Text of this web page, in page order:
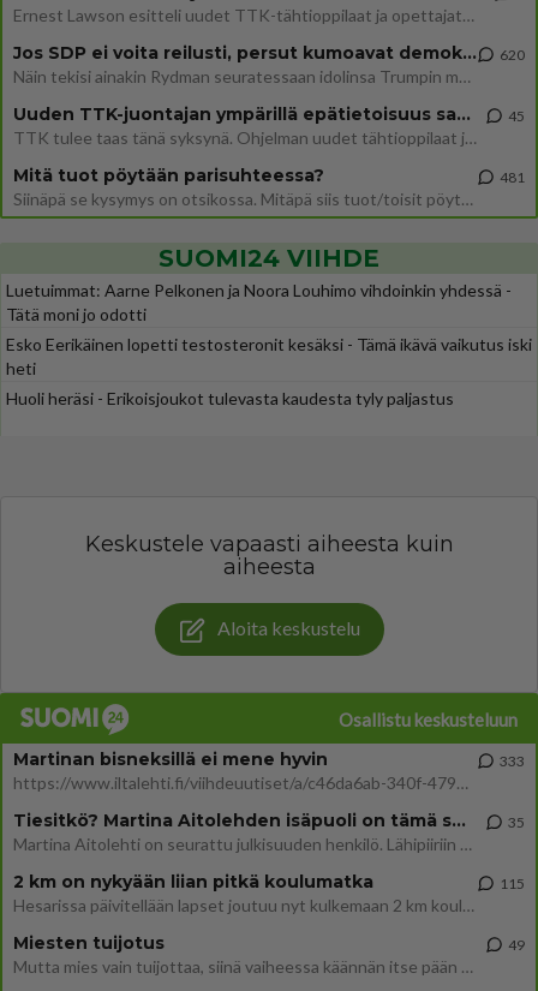
Ernest Lawson esitteli uudet TTK-tähtioppilaat ja opettajat torstaina 6.8. lehdistölle. Tulevalla kaudella on yksi hausk
Jos SDP ei voita reilusti, persut kumoavat demokratian Suomesta
Näin tekisi ainakin Rydman seuratessaan idolinsa Trumpin mallia https://www.is.fi/politiikka/art-2000012187244.html
620
Uuden TTK-juontajan ympärillä epätietoisuus sakenee - Nyt MTV hämmentää soppaa
TTK tulee taas tänä syksynä. Ohjelman uudet tähtioppilaat julkistetaan torstaina 6. elokuuta klo 14 alkavassa lehdistö
45
Mitä tuot pöytään parisuhteessa?
Siinäpä se kysymys on otsikossa. Mitäpä siis tuot/toisit pöytään parisuhteessa? Oletko mies vai nainen? Koetko sen mitä
481
SUOMI24 VIIHDE
Luetuimmat: Aarne Pelkonen ja Noora Louhimo vihdoinkin yhdessä -
Tätä moni jo odotti
Esko Eerikäinen lopetti testosteronit kesäksi - Tämä ikävä vaikutus iski
heti
Huoli heräsi - Erikoisjoukot tulevasta kaudesta tyly paljastus
Keskustele vapaasti aiheesta kuin
aiheesta
Aloita keskustelu
Osallistu keskusteluun
Martinan bisneksillä ei mene hyvin
https://www.iltalehti.fi/viihdeuutiset/a/c46da6ab-340f-4790-aaa7-0865eed2336 Yrityksen konkurssihakemus on tullut kärä
333
Tiesitkö? Martina Aitolehden isäpuoli on tämä suosittu laulaja
Martina Aitolehti on seurattu julkisuuden henkilö. Lähipiiriin mahtuu muitakin tunnettuja henkilöitä. Tiesitkö, että Ma
35
2 km on nykyään liian pitkä koulumatka
Hesarissa päivitellään lapset joutuu nyt kulkemaan 2 km kouluun jösses. Ruostefillarilla tuo matka menee vaikka miten äk
115
Miesten tuijotus
Mutta mies vain tuijottaa, siinä vaiheessa käännän itse pään pois. Mikä juttu? Yleensä jos joku tuijottaa tai katsoo, hä
49